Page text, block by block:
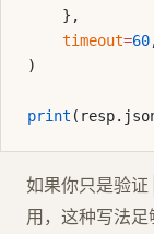
    },
    timeout
=60
)
print
如果你只是验证
用，这种写法